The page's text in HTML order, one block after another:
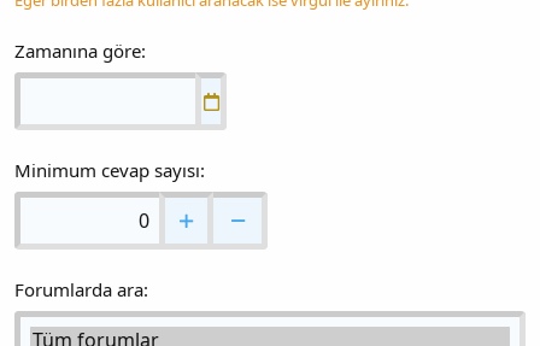
Zamanına göre
Minimum cevap sayısı
Forumlarda ara